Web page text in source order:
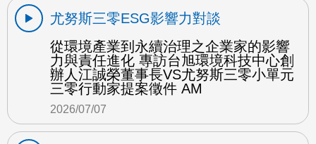
尤努斯三零ESG影響力對談
從環境產業到永續治理之企業家的影響
力與責任進化 專訪台旭環境科技中心創
辦人江誠榮董事長VS尤努斯三零小單元
三零行動家提案徵件 AM
2026/07/07